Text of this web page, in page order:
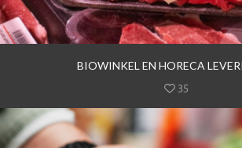
BIOWINKEL EN HORECA
35